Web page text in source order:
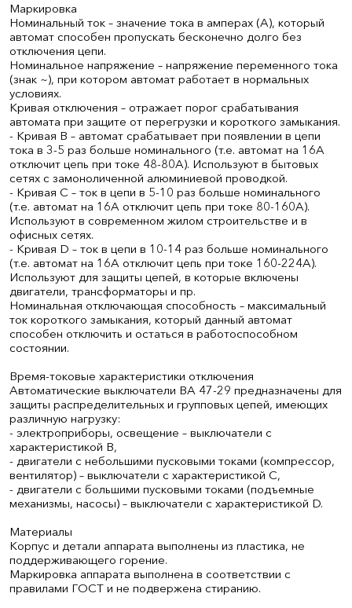
Маркировка
Номинальный ток – значение тока в амперах (А), который
автомат способен пропускать бесконечно долго без
отключения цепи.
Номинальное напряжение – напряжение переменного тока
(знак ~), при котором автомат работает в нормальных
условиях.
Кривая отключения – отражает порог срабатывания
автомата при защите от перегрузки и короткого замыкания.
- Кривая B – автомат срабатывает при появлении в цепи
тока в 3-5 раз больше номинального (т.е. автомат на 16А
отключит цепь при токе 48-80А). Используют в бытовых
сетях с замоноличенной алюминиевой проводкой.
- Кривая С – ток в цепи в 5-10 раз больше номинального
(т.е. автомат на 16А отключит цепь при токе 80-160А).
Используют в современном жилом строительстве и в
офисных сетях.
- Кривая D – ток в цепи в 10-14 раз больше номинального
(т.е. автомат на 16А отключит цепь при токе 160-224А).
Используют для защиты цепей, в которые включены
двигатели, трансформаторы и пр.
Номинальная отключающая способность – максимальный
ток короткого замыкания, который данный автомат
способен отключить и остаться в работоспособном
состоянии.
Время-токовые характеристики отключения
Автоматические выключатели ВА 47-29 предназначены для
защиты распределительных и групповых цепей, имеющих
различную нагрузку:
- электроприборы, освещение – выключатели с
характеристикой В,
- двигатели с небольшими пусковыми токами (компрессор,
вентилятор) – выключатели с характеристикой C,
- двигатели с большими пусковыми токами (подъемные
механизмы, насосы) – выключатели с характеристикой D.
Материалы
Корпус и детали аппарата выполнены из пластика, не
поддерживающего горение.
Маркировка аппарата выполнена в соответствии с
правилами ГОСТ и не подвержена стиранию.